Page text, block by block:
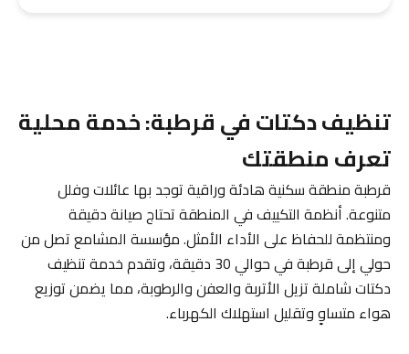
تنظيف دكتات في قرطبة: خدمة محلية
تعرف منطقتك
قرطبة منطقة سكنية هادئة وراقية توجد بها عائلات وفلل
متنوعة. أنظمة التكييف في المنطقة تحتاج صيانة دقيقة
ومنتظمة للحفاظ على الأداء الأمثل. مؤسسة المشامع تصل من
حولي إلى قرطبة في حوالي 30 دقيقة، وتقدم خدمة تنظيف
دكتات شاملة تزيل الأتربة والعفن والرطوبة، مما يضمن توزيع
هواء متساوٍ وتقليل استهلاك الكهرباء.